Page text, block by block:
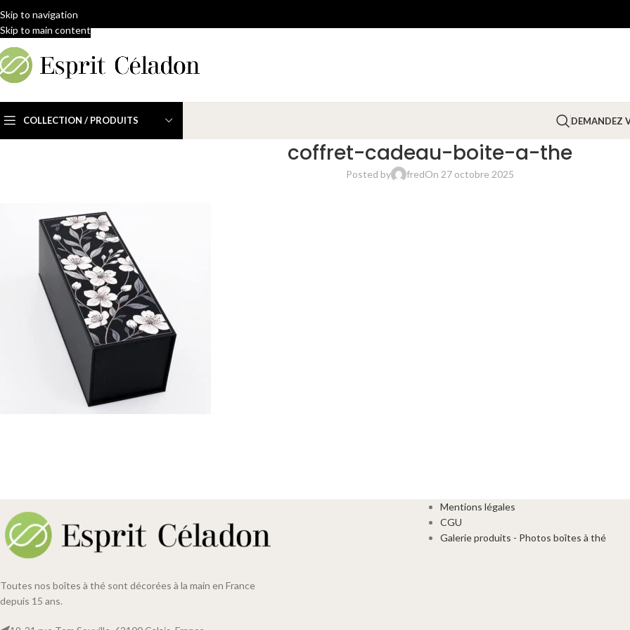
Skip to navigation
Skip to main content
COLLECTION / PRODUITS DEMANDEZ
coffret-cadeau-boite-a-the
Posted by fredOn 27 octobre 2025
Toutes nos boîtes à thé sont décorées à la main en France
depuis 15 ans.
Mentions légales
CGU
Galerie produits - Photos boîtes à thé